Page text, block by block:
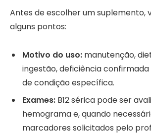
Antes de escolher um suplemento,
alguns pontos:
Motivo do uso: manutenção,
ingestão, deficiência
de condição específica.
Exames: B12 sérica pode ser
hemograma e, quando
marcadores solicitados pelo